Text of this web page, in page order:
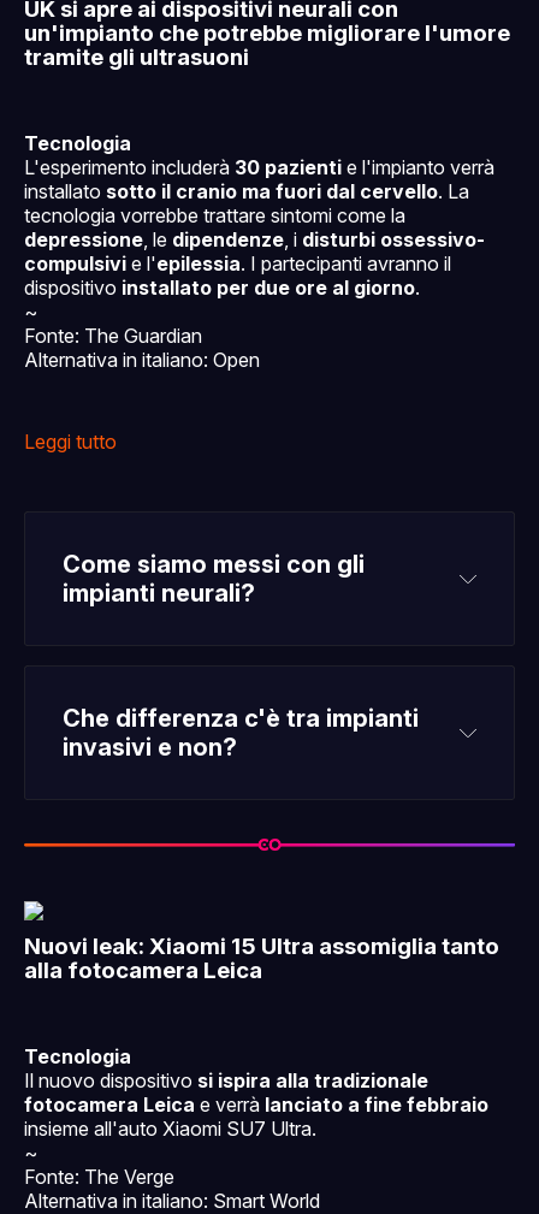
UK si apre ai dispositivi neurali con
un'impianto che potrebbe migliorare l'umore
tramite gli ultrasuoni
Tecnologia
L'esperimento includerà 30 pazienti e l'impianto verrà
installato sotto il cranio ma fuori dal cervello. La
tecnologia vorrebbe trattare sintomi come la
depressione , le dipendenze , i disturbi ossessivo-
compulsivi e l'epilessia. I partecipanti avranno il
dispositivo installato per due ore al giorno.
~
Fonte: The Guardian
Alternativa in italiano: Open
Leggi tutto
Come siamo messi con gli
impianti neurali?
Leggi tutto
Che differenza c'è tra impianti
invasivi e non?
Nuovi leak: Xiaomi 15 Ultra assomiglia tanto
alla fotocamera Leica
Tecnologia
Il nuovo dispositivo si ispira alla tradizionale
fotocamera Leica e verrà lanciato a fine febbraio
insieme all'auto Xiaomi SU7 Ultra.
~
Fonte: The Verge
Alternativa in italiano: Smart World